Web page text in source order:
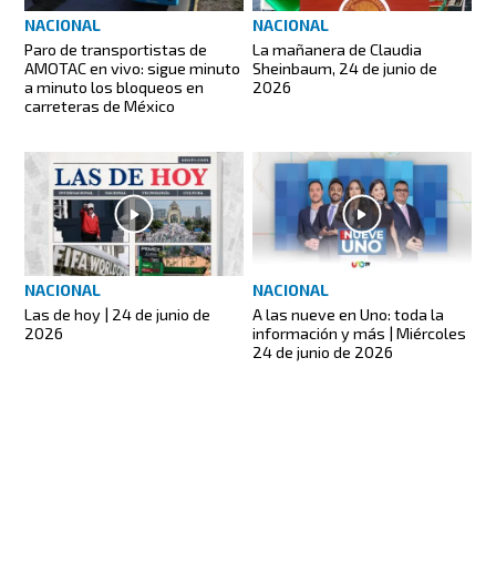
NACIONAL
Paro de transportistas de
AMOTAC en vivo: sigue minuto
a minuto los bloqueos en
carreteras de México
NACIONAL
La mañanera de Claudia
Sheinbaum, 24 de junio de
2026
NACIONAL
Las de hoy | 24 de junio de
2026
NACIONAL
A las nueve en Uno: toda la
información y más | Miércoles
24 de junio de 2026